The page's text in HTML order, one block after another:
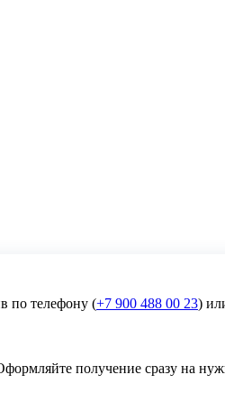
по телефону (+7 900 488 00 23)
получение сразу на